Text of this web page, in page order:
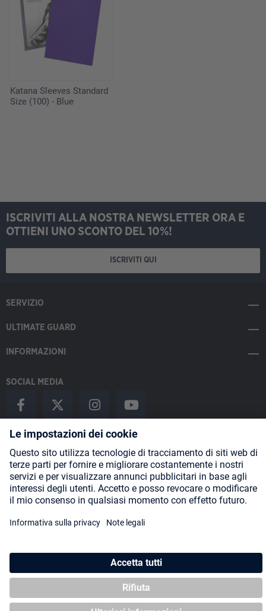
Katana Sleeves Standard
Size (100) - Blue
ISCRIVITI ALLA NOSTRA NEWSLETTER ORA E
OTTIENI UNO SCONTO DEL 10%!
ISCRIVITI QUI
SERVIZIO
ULTIMATE GUARD
INFORMAZIONI
SOCIAL MEDIA
Payment Methods
Shipping
* Tutti i prezzi includono l'IVA piùspese di spedizioneed eventuali
spese di spedizione, se non diversamente indicato.